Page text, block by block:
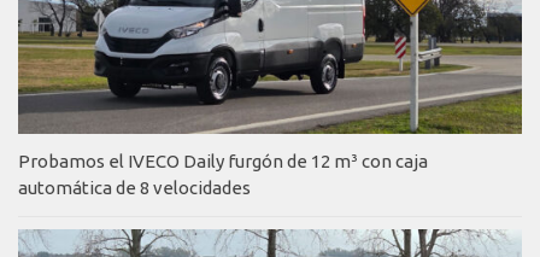
Probamos el IVECO Daily furgón de 12 m³ con caja
automática de 8 velocidades